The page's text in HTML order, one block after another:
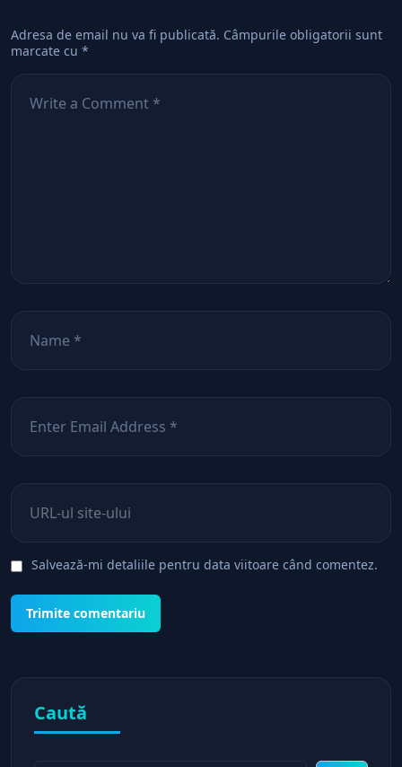
Adresa de email nu va fi publicată. Câmpurile obligatorii sunt
marcate cu *
Salvează-mi detaliile pentru data viitoare când comentez.
Caută